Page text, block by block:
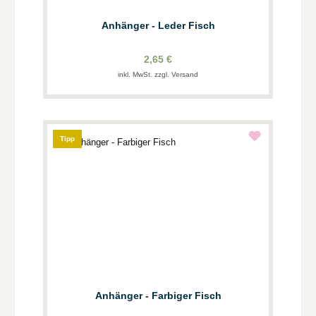
Anhänger - Leder Fisch
2,65 €
inkl. MwSt. zzgl. Versand
Tipp
Anhänger - Farbiger Fisch